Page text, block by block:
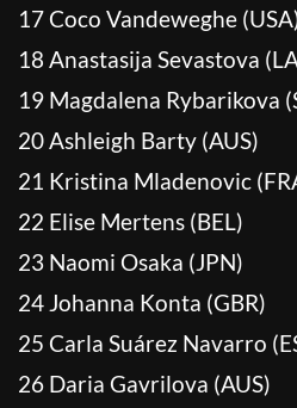
17 Coco Vandeweghe
18 Anastasija Sevastova
19 Magdalena Rybarikova
20 Ashleigh Barty (AUS)
21 Kristina Mladenovic
22 Elise Mertens (BEL)
23 Naomi Osaka (JPN)
24 Johanna Konta (GBR)
25 Carla Suárez Navarro
26 Daria Gavrilova (AUS)